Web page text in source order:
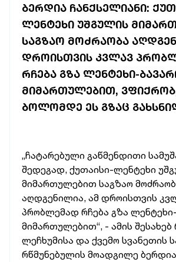
ᲐᲛᲘᲜᲓᲘ
ᲡᲐᲛᲮᲔᲓᲠᲝ
ᲠᲔᲒᲘᲝᲜᲘ
ᲘᲜᲢᲔᲠᲕᲘᲣ
ᲑᲘᲖᲜᲔᲡᲘ
ᲑᲔᲠᲓᲘᲐ ᲩᲐᲜᲥᲡᲔᲚᲘᲐᲜᲘ:
ᲚᲔᲜᲢᲔᲮᲘ ᲣᲨᲒᲣᲚᲘᲡ
ᲡᲐᲒᲖᲐᲝ ᲛᲝᲫᲠᲐᲝᲑᲐ
ᲓᲠᲝᲘᲡᲗᲕᲘᲡ ᲙᲕᲚᲐᲕ
ᲠᲩᲔᲑᲐ ᲒᲖᲐ ᲚᲔᲜᲢᲔᲮᲘ-
ᲛᲘᲛᲐᲠᲗᲣᲚᲔᲑᲘᲗ,
ᲑᲝᲚᲝᲛᲓᲔ ᲔᲡ ᲒᲖᲐᲪ
„ჩატარებული გაწმენდითი
შედეგად, ქუთაისი-ლენტეხი
მიმართულებით საგზაო
აღდგენილია, ამ დროისთვის
პრობლემად რჩება გზა
მიმართულებით“, - ამის შესახებ
ლეჩხუმისა და ქვემო სვანეთის
რწმუნებულის მოადგილე ბერდია